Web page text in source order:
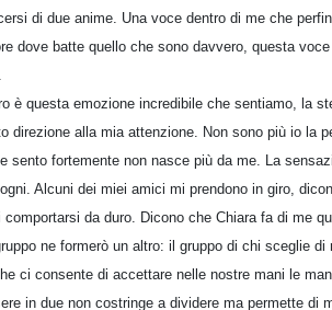
di due anime. Una voce dentro di me che
dove batte quello che sono davvero, questa
è questa emozione incredibile che sentiamo, la
direzione alla mia attenzione. Non sono più io la
sento fortemente non nasce più da me. La
Alcuni dei miei amici mi prendono in giro,
comportarsi da duro. Dicono che Chiara fa di me
ne formerò un altro: il gruppo di chi sceglie
ci consente di accettare nelle nostre mani le
in due non costringe a dividere ma permette di